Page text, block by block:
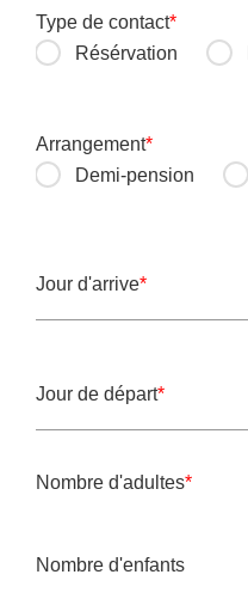
Type de contact*
Champ obligatoire
Résérvation
Arrangement*
Champ obligatoire
Demi-pension
Jour d'arrive*
Jour de départ*
Nombre d'adultes*
Nombre d'enfants